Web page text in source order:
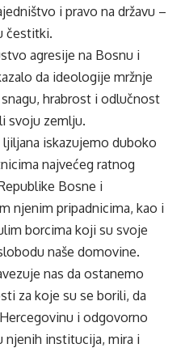
i pravo na državu –
čestitki.
agresije na Bosnu i
da ideologije mržnje
hrabrost i odlučnost
svoju zemlju.
iskazujemo duboko
najvećeg ratnog
Bosne i
njenim pripadnicima, kao i
borcima koji su svoje
naše domovine.
nas da ostanemo
za koje su se borili, da
i odgovorno
njenih institucija, mira i